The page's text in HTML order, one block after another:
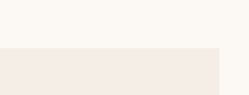
Segunda a Sexta-feira das 9h30 às 18h